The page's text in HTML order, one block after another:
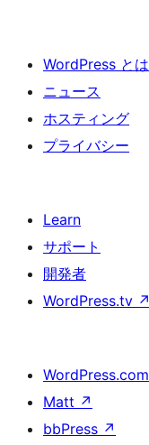
WordPress とは
ニュース
ホスティング
プライバシー
Learn
サポート
開発者
WordPress.tv ↗
WordPress.com
Matt ↗
bbPress ↗